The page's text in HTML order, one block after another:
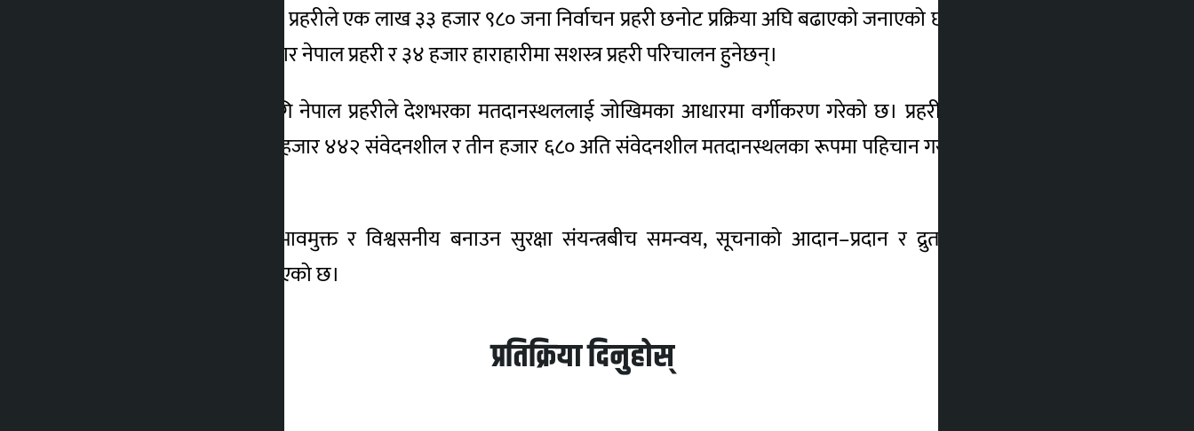
सोही योजनाअनुसार नेपाल प्रहरीले एक लाख ३३ हजार ९८० जना निर्वाचन प्रहरी छनोट प्रक्रिया अघि बढाएको जनाएको छ। यस निर्वाचनमा करिब ८८
हजार नेपाली सेना, ७७ हजार नेपाल प्रहरी र ३४ हजार हाराहारीमा सशस्त्र प्रहरी परिचालन हुनेछन्।
मतदानस्थल सुरक्षाका लागि नेपाल प्रहरीले देशभरका मतदानस्थललाई जोखिमका आधारमा वर्गीकरण गरेको छ। प्रहरीका अनुसार दुई हजार ८४५
मतदानस्थल सामान्य, चार हजार ४४२ संवेदनशील र तीन हजार ६८० अति संवेदनशील मतदानस्थलका रूपमा पहिचान गरी सोहीअनुसार सुरक्षा प्रबन्ध
सरकारले निर्वाचनलाई प्रभावमुक्त र विश्वसनीय बनाउन सुरक्षा संयन्त्रबीच समन्वय, सूचनाको आदान–प्रदान र द्रुत प्रतिक्रिया क्षमतालाई उच्च
प्राथमिकतामा राखेको जनाएको छ।
प्रतिक्रिया दिनुहोस्